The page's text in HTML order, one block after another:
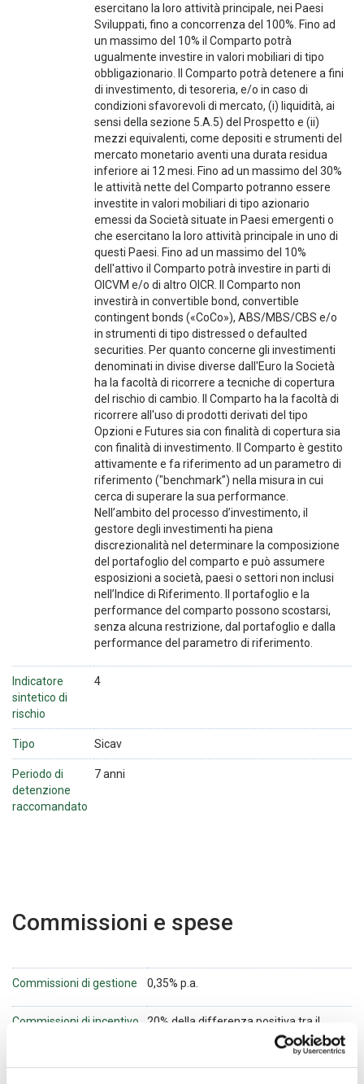
esercitano la loro attività principale, nei Paesi
Sviluppati, fino a concorrenza del 100%. Fino ad
un massimo del 10% il Comparto potrà
ugualmente investire in valori mobiliari di tipo
obbligazionario. Il Comparto potrà detenere a fini
di investimento, di tesoreria, e/o in caso di
condizioni sfavorevoli di mercato, (i) liquidità, ai
sensi della sezione 5.A.5) del Prospetto e (ii)
mezzi equivalenti, come depositi e strumenti del
mercato monetario aventi una durata residua
inferiore ai 12 mesi. Fino ad un massimo del 30%
le attività nette del Comparto potranno essere
investite in valori mobiliari di tipo azionario
emessi da Società situate in Paesi emergenti o
che esercitano la loro attività principale in uno di
questi Paesi. Fino ad un massimo del 10%
dell'attivo il Comparto potrà investire in parti di
OICVM e/o di altro OICR. Il Comparto non
investirà in convertible bond, convertible
contingent bonds («CoCo»), ABS/MBS/CBS e/o
in strumenti di tipo distressed o defaulted
securities. Per quanto concerne gli investimenti
denominati in divise diverse dall'Euro la Società
ha la facoltà di ricorrere a tecniche di copertura
del rischio di cambio. Il Comparto ha la facoltà di
ricorrere all'uso di prodotti derivati del tipo
Opzioni e Futures sia con finalità di copertura sia
con finalità di investimento. Il Comparto è gestito
attivamente e fa riferimento ad un parametro di
riferimento ("benchmark”) nella misura in cui
cerca di superare la sua performance.
Nell’ambito del processo d’investimento, il
gestore degli investimenti ha piena
discrezionalità nel determinare la composizione
del portafoglio del comparto e può assumere
esposizioni a società, paesi o settori non inclusi
nell’Indice di Riferimento. Il portafoglio e la
performance del comparto possono scostarsi,
senza alcuna restrizione, dal portafoglio e dalla
performance del parametro di riferimento.
Indicatore
sintetico di
rischio
4
Tipo Sicav
Periodo di
detenzione
raccomandato
7 anni
Commissioni e spese
Commissioni di gestione 0,35% p.a.
Commissioni di incentivo
20% della differenza positiva tra il
rendimento netto del Comparto e il
rendimento del seguente parametro di
riferimento: 100% MSCI World